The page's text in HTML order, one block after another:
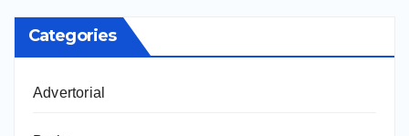
Categories
Advertorial